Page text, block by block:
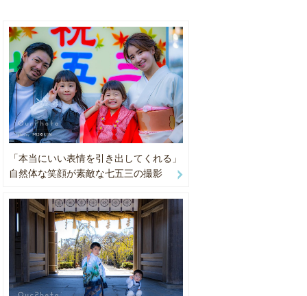
連絡くだ
「本当にいい表情を引き出してくれる」
自然体な笑顔が素敵な七五三の撮影